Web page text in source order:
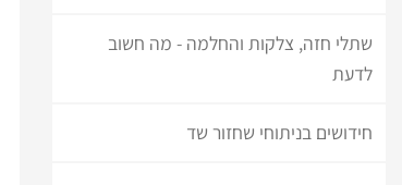
שתלי חזה, צלקות והחלמה - מה חשוב
לדעת
חידושים בניתוחי שחזור שד